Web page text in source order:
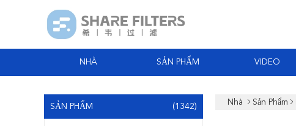
NHÀ SẢN PHẨM VIDEO
SẢN PHẨM (1342) Nhà Sản Phẩm